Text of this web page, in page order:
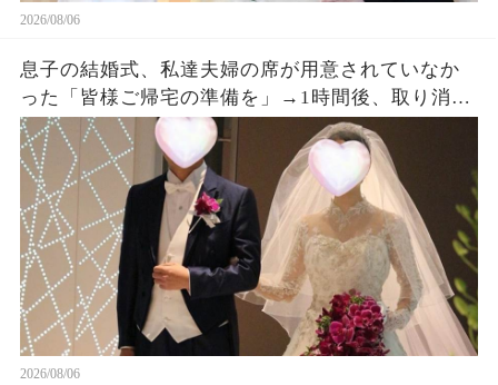
2026/08/06
息子の結婚式、私達夫婦の席が用意されていなか
った「皆様ご帰宅の準備を」→1時間後、取り消し
になった結婚式に息子夫婦は半狂乱になった
2026/08/06